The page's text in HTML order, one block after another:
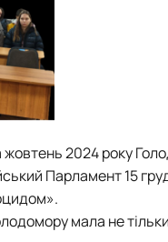
2024 року
Парламент 15
мала не